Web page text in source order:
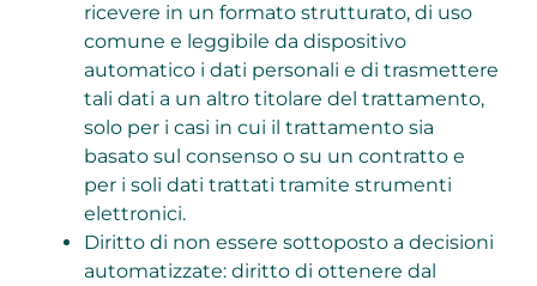
ricevere in un formato strutturato, di uso
comune e leggibile da dispositivo
automatico i dati personali e di trasmettere
tali dati a un altro titolare del trattamento,
solo per i casi in cui il trattamento sia
basato sul consenso o su un contratto e
per i soli dati trattati tramite strumenti
elettronici.
Diritto di non essere sottoposto a decisioni
automatizzate: diritto di ottenere dal